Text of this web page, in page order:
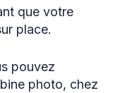
que votre
place.
pouvez
photo, chez